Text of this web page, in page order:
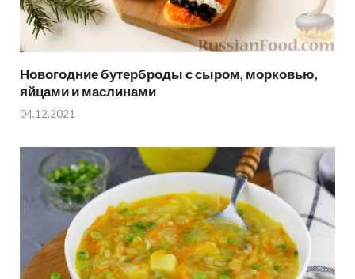
Новогодние бутерброды с сыром, морковью,
яйцами и маслинами
04.12.2021